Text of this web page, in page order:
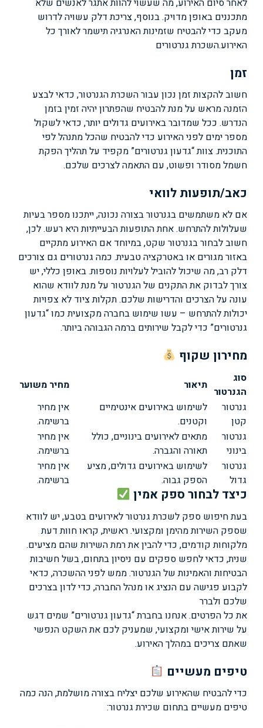
לאחר סיום האירוע, מה שעשוי להוות אתגר לאנשים שלא
מתכננים באופן מדויק. בנוסף, צריכת דלק עשויה לדרוש
מעקב כדי להבטיח שזמינות האנרגיה תישמר לאורך כל
האירוע.השכרת גנרטורים
זמן
חשוב להקצות זמן נכון עבור השכרת הגנרטור, כדאי לבצע
הזמנה מראש על מנת להבטיח שהפתרון יהיה זמין בזמן
הנדרש. ככל שמדובר באירועים גדולים יותר, כדאי לשקול
מספר ימים לפני האירוע כדי להבטיח שהכל מתנהל לפי
התוכנית. צוות “גדעון גנרטורים” מקפיד על תהליך הפקת
חשמל מסודר ופשוט, עם התאמה לצרכים שלכם.
כאב/תופעות לוואי
אם לא משתמשים בגנרטור בצורה נכונה, ייתכנו מספר בעיות
שעלולות להתרחש. אחת התופעות הבעייתיות היא רעש. לכן,
חשוב לבחור בגנרטור שקט, במיוחד אם האירוע מתקיים
באזור מגורים או באטרקציה טבעית. כמה גנרטורים גם צורכים
דלק רב, מה שיכול להוביל לעלויות נוספות. באופן כללי, יש
צורך לבדוק את התקנים של הגנרטור על מנת לוודא שהוא
עונה על הצרכים והדרישות שלכם. תקלות ציוד לא צפויות
יכולות להתרחש – עשו שימוש בחברה מקצועית כמו “גדעון
גנרטורים” כדי לקבל שירותים ברמה הגבוהה ביותר.
מחירון שקוף
סוג
הגנרטור תיאור
מחיר משוער
גנרטור
קטן
לשימוש באירועים אינטימיים
וקטנים.
אין מחיר
ברשימה.
גנרטור
בינוני
מתאים לאירועים בינוניים, כולל
תאורה והגברה.
אין מחיר
ברשימה.
גנרטור
גדול
לשימוש באירועים גדולים, מציע
הספק גבוה.
אין מחיר
ברשימה.
כיצד לבחור ספק אמין
בעת חיפוש ספק לשכרת גנרטור לאירועים בטבע, יש לוודא
שספק השירות מהימן ומקצועי. ראשית, קראו חוות דעת
מלקוחות קודמים, כדי להבין את רמת השירות שהם מציעים.
שנית, כדאי לחפש ספקים עם ניסיון בתחום, בשל חשיבות
הבטיחות והאמינות של הגנרטור. ממש לפני ההשכרה, כדאי
לקבוע פגישה עם הנציג או מנהל החברה, כדי לדון בצרכים
שלכם ולברר
את כל הפרטים. אנחנו בחברת “גדעון גנרטורים” שמים דגש
על שירות אישי ומקצועי, שמעניק לכם את השקט הנפשי
שאתם צריכים במהלך האירוע.
טיפים מעשיים
כדי להבטיח שהאירוע שלכם יצליח בצורה מושלמת, הנה כמה
טיפים מעשיים בתחום שכירת גנרטור: